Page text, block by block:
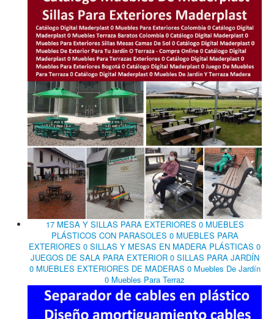
17 MESA Y SILLAS PARA EXTERIORES 0 MUEBLES
PLÁSTICOS CON PARASOLES 0 MUEBLES PARA
EXTERIORES 0 SILLAS Y MESAS EN MADERA PLÁSTICAS 0
JUEGOS DE SALA PARA EXTERIOR 0 SILLAS PARA JARDÍN
0 MUEBLES EXTERIORES DE MADERAS 0 Muebles De Jardín
0 Muebles Para Terraz